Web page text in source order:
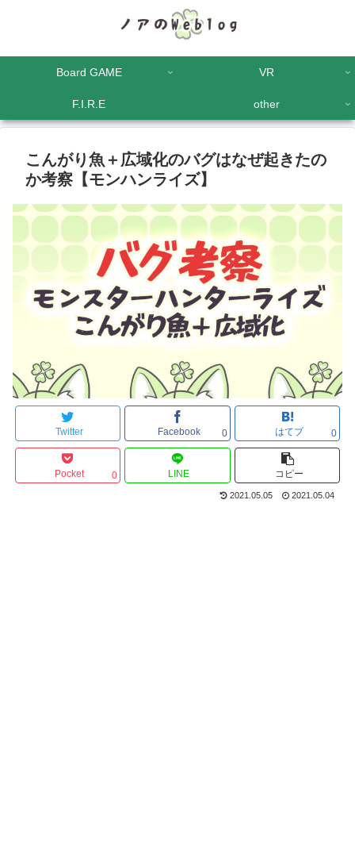
Board GAME VR
F.I.R.E other
こんがり魚＋広域化のバグはなぜ起きたの
か考察【モンハンライズ】
Twitter Facebook 0 はてブ 0
Pocket 0 LINE コピー
2021.05.05 2021.05.04